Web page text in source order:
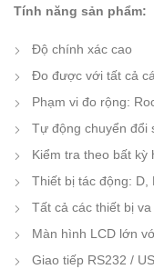
Tính năng sản phẩm:
Độ chính xác cao
Đo được với tất cả
Phạm vi đo rộng:
Tự động chuyển đổi
Kiểm tra theo bất kỳ
Thiết bị tác động: D,
Tất cả các thiết bị
Màn hình LCD lớn
Giao tiếp RS232 /